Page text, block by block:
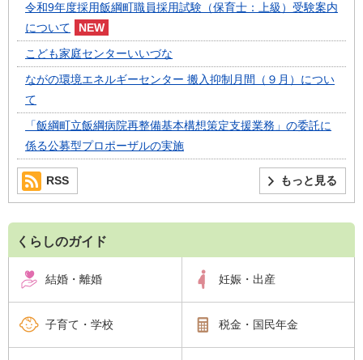
令和9年度採用飯綱町職員採用試験（保育士：上級）受験案内
について
こども家庭センターいいづな
ながの環境エネルギーセンター 搬入抑制月間（９月）につい
て
「飯綱町立飯綱病院再整備基本構想策定支援業務」の委託に
係る公募型プロポーザルの実施
もっと見る
RSS
くらしのガイド
結婚・離婚 妊娠・出産
子育て・学校 税金・国民年金